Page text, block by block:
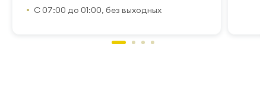
С 07:00 до 01:00, без выходных